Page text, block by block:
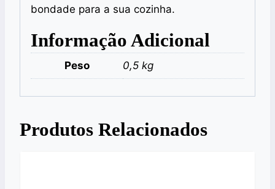
bondade para a sua cozinha.
Informação Adicional
Peso 0,5 kg
Produtos Relacionados